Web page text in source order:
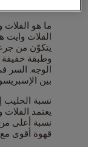
ما هو الفلات
الفلات وايت
يتكوّن من
وطبقة خفيفة
الوجه. السر
بين
نسبة الحليب
يعتمد
نسبة أعلى من
قهوة أقوى